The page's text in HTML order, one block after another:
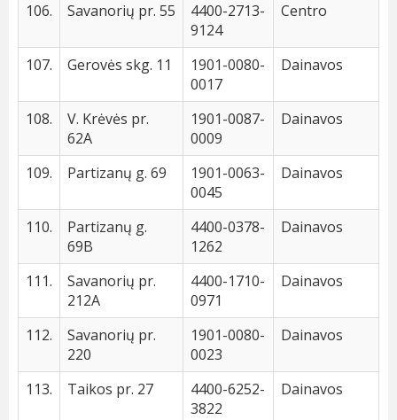
106. Savanorių pr. 55
4400-2713-
9124
Centro
107. Gerovės skg. 11
1901-0080-
0017
Dainavos
108.
V. Krėvės pr.
62A
1901-0087-
0009
Dainavos
109. Partizanų g. 69
1901-0063-
0045
Dainavos
110.
Partizanų g.
69B
4400-0378-
1262
Dainavos
111.
Savanorių pr.
212A
4400-1710-
0971
Dainavos
112.
Savanorių pr.
220
1901-0080-
0023
Dainavos
113. Taikos pr. 27
4400-6252-
3822
Dainavos